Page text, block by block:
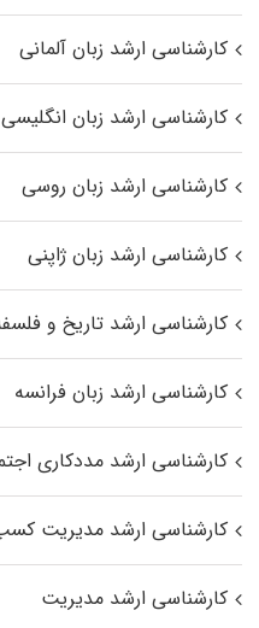
کارشناسی ارشد زبان آلمانی
کارشناسی ارشد زبان انگلیسی
کارشناسی ارشد زبان روسی
کارشناسی ارشد زبان ژاپنی
کارشناسی ارشد تاریخ و
کارشناسی ارشد زبان فرانسه
کارشناسی ارشد مددکاری
کارشناسی ارشد مدیریت
کارشناسی ارشد مدیریت